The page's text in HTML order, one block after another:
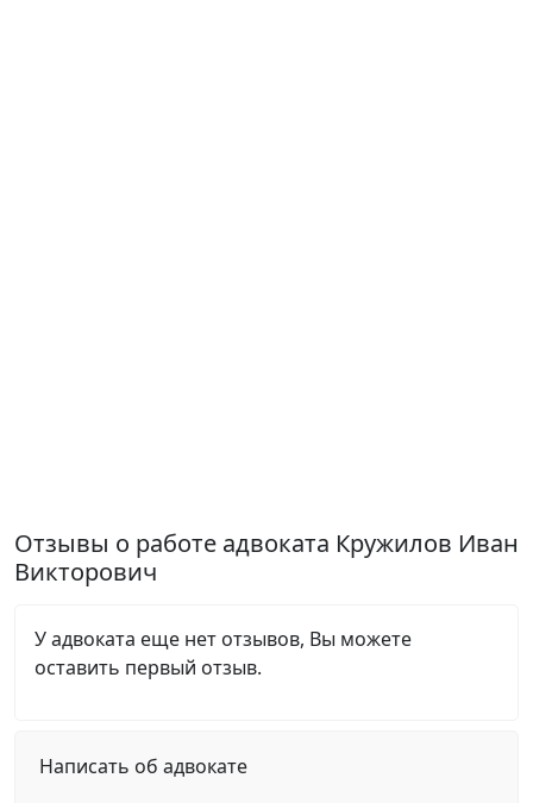
Отзывы о работе адвоката Кружилов Иван
Викторович
У адвоката еще нет отзывов, Вы можете
оставить первый отзыв.
Написать об адвокате